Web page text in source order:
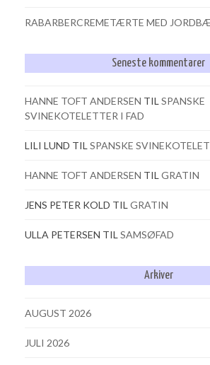
RABARBERCREMETÆRTE MED
Seneste kommentarer
HANNE TOFT ANDERSEN TIL SPANSKE
SVINEKOTELETTER I FAD
LILI LUND TIL SPANSKE
HANNE TOFT ANDERSEN TIL GRATIN
JENS PETER KOLD TIL GRATIN
ULLA PETERSEN TIL SAMSØFAD
Arkiver
AUGUST 2026
JULI 2026